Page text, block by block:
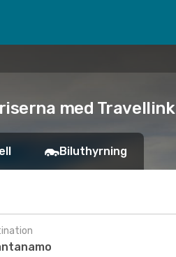
med Travellink
Biluthyrning